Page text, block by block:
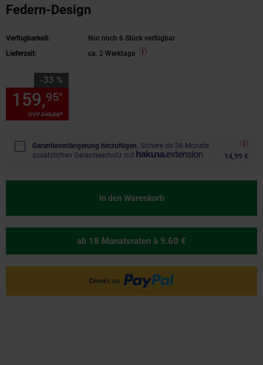
Federn-Design
Verfügbarkeit:
Nur noch 6 Stück verfügbar
Lieferzeit:
ca. 2 Werktage
-33 %
Sie Sparen 33 Prozent,
UVP240,00*
159,95*
Garantieverlängerung hinzufügen. Sichere dir 36 Monate
zusätzlichen Garantieschutz mit
14,99 €
In den Warenkorb
ab 18 Monatsraten à 9.60 €